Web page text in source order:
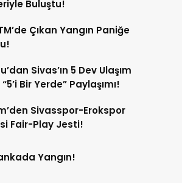
Buluştu!
Çıkan Yangın Paniğe
Sivas’ın 5 Dev Ulaşım
Bir Yerde” Paylaşımı!
Sivasspor-Erokspor
Fair-Play Jesti!
Yangın!